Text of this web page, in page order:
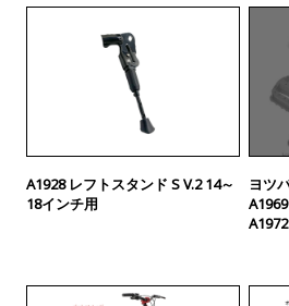
A1928 レフトスタンド S V.2 14～
18インチ用
ヨツ
A1972